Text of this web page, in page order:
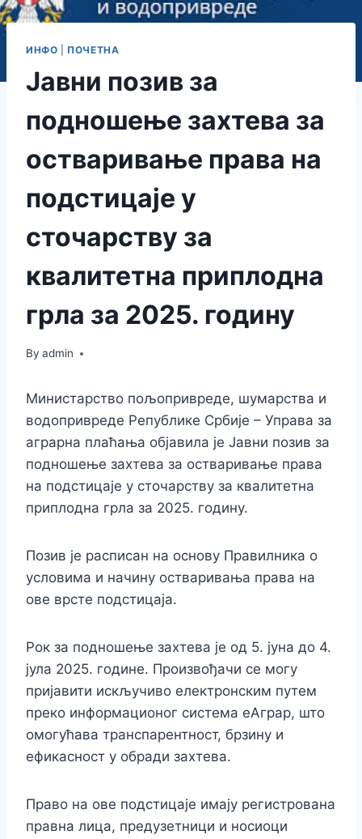
ИНФО ПОЧЕТНА
Јавни позив за
подношење захтева за
остваривање права на
подстицаје у
сточарству за
квалитетна приплодна
грла за 2025. годину
By admin
Министарство пољопривреде, шумарства и
водопривреде Републике Србије – Управа за
аграрна плаћања објавила је Јавни позив за
подношење захтева за остваривање права
на подстицаје у сточарству за квалитетна
приплодна грла за 2025. годину.
Позив је расписан на основу Правилника о
условима и начину остваривања права на
ове врсте подстицаја.
Рок за подношење захтева је од 5. јуна до 4.
јула 2025. године. Произвођачи се могу
пријавити искључиво електронским путем
преко информационог система еАграр, што
омогућава транспарентност, брзину и
ефикасност у обради захтева.
Право на ове подстицаје имају регистрована
правна лица, предузетници и носиоци